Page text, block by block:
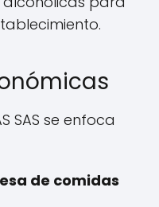
SAS se enfoca
de comidas